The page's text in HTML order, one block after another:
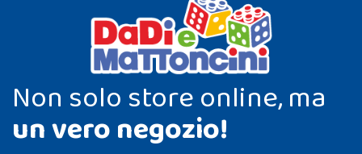
Non solo store online, ma
un vero negozio!